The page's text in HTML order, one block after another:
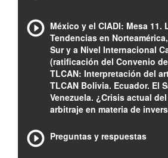
México y el CIADI: Mesa 11.
Tendencias en
Sur y a Nivel Internacional
(ratificación del Convenio
TLCAN: Interpretación del
TLCAN Bolivia. Ecuador. El
Venezuela. ¿Crisis actual
arbitraje en materia de
Preguntas y respuestas